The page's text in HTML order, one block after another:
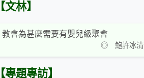
【文林】
教會為甚麼需要有嬰兒級聚會
◎ 鮑許冰清
【專題專訪】